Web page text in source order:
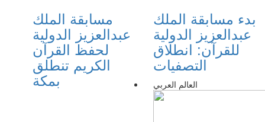
مسابقة الملك
عبدالعزيز الدولية
لحفظ القرآن
الكريم تنطلق
بمكة
بدء مسابقة الملك
عبدالعزيز الدولية
للقرآن: انطلاق
التصفيات
العالم العربي